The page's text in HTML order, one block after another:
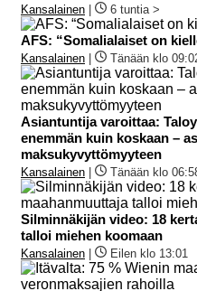
Kansalainen | 6 tuntia >
AFS: “Somalialaiset on
Kansalainen | Tänään klo
Asiantuntija varoittaa:
enemmän kuin koskaan –
maksukyvyttömyyteen
Kansalainen | Tänään klo
Silminnäkijän video: 18
talloi miehen koomaan
Kansalainen | Eilen klo 13:01